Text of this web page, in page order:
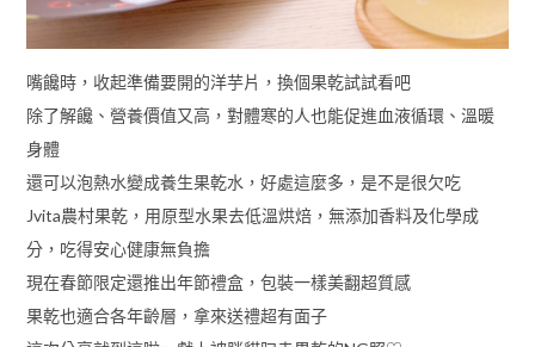
嘴饞時，收起準備要開的洋芋片，換個果乾試試看吧
除了解饞、營養價值又高，對體寒的人也能促進血液循環、溫暖
身體
還可以泡熱水變成養生果乾水，好處這麼多，是不是很欠吃
Jvita農村果乾，用原型水果去低溫烘焙，無添加香料及化學成
分，吃得安心健康無負擔
現在春節限定還推出年節禮盒，包裝一樣美翻超質感
果乾也適合各年齡層，拿來送禮超有面子